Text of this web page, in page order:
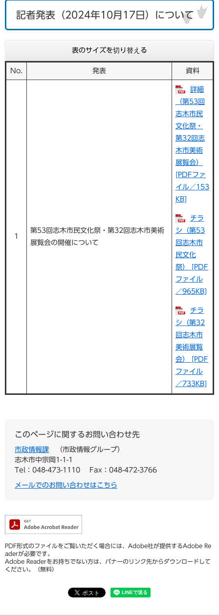
記者発表（2024年10月17日）について
表のサイズを切り替える
No. 発表 資料
1
第53回志木市民文化祭・第32回志木市美術
展覧会の開催について
詳細
（第53回
志木市民
文化祭・
第32回志
木市美術
展覧会）
[PDFファ
イル／153
KB]
チラ
シ（第53
回志木市
民文化
祭） [PDF
ファイル
／965KB]
チラ
シ（第32
回志木市
美術展覧
会） [PDF
ファイル
／733KB]
このページに関するお問い合わせ先
市政情報課
市政情報グループ
志木市中宗岡1-1-1
Tel：048-473-1110
Fax：048-472-3766
メールでのお問い合わせはこちら
PDF形式のファイルをご覧いただく場合には、Adobe社が提供するAdobe Re
aderが必要です。
Adobe Readerをお持ちでない方は、バナーのリンク先からダウンロードして
ください。（無料）